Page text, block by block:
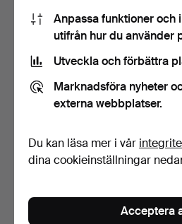
STIG LINDBERG.
servisdelar, 10 st, flintpo…
Klubbades 30 apr 2026
1 bud
…
Anpassa funktioner och
utifrån hur du använder
Utveckla och förbättra
Marknadsföra nyheter
externa webbplatser.
Du kan läsa mer i vår
dina cookieinställningar
Acceptera